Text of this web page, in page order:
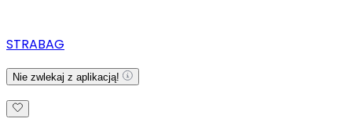
STRABAG
Nie zwlekaj z aplikacją!